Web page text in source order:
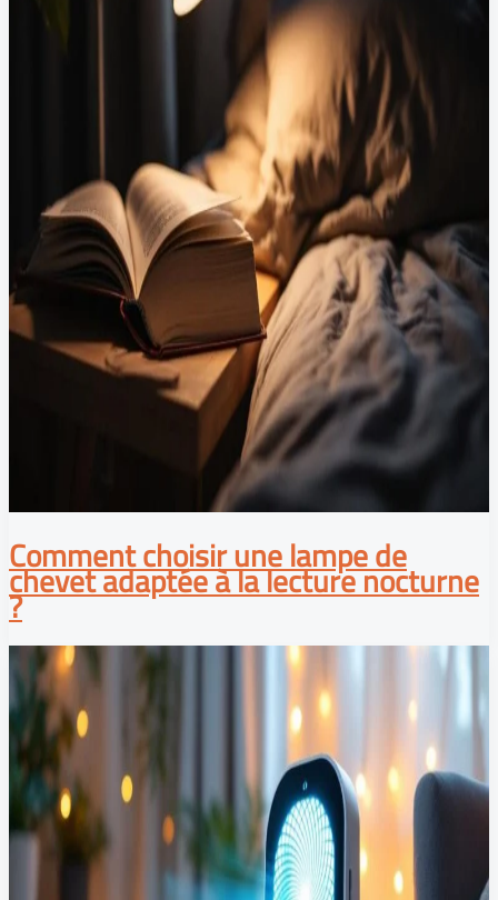
Comment choisir une lampe de
chevet adaptée à la lecture nocturne
?